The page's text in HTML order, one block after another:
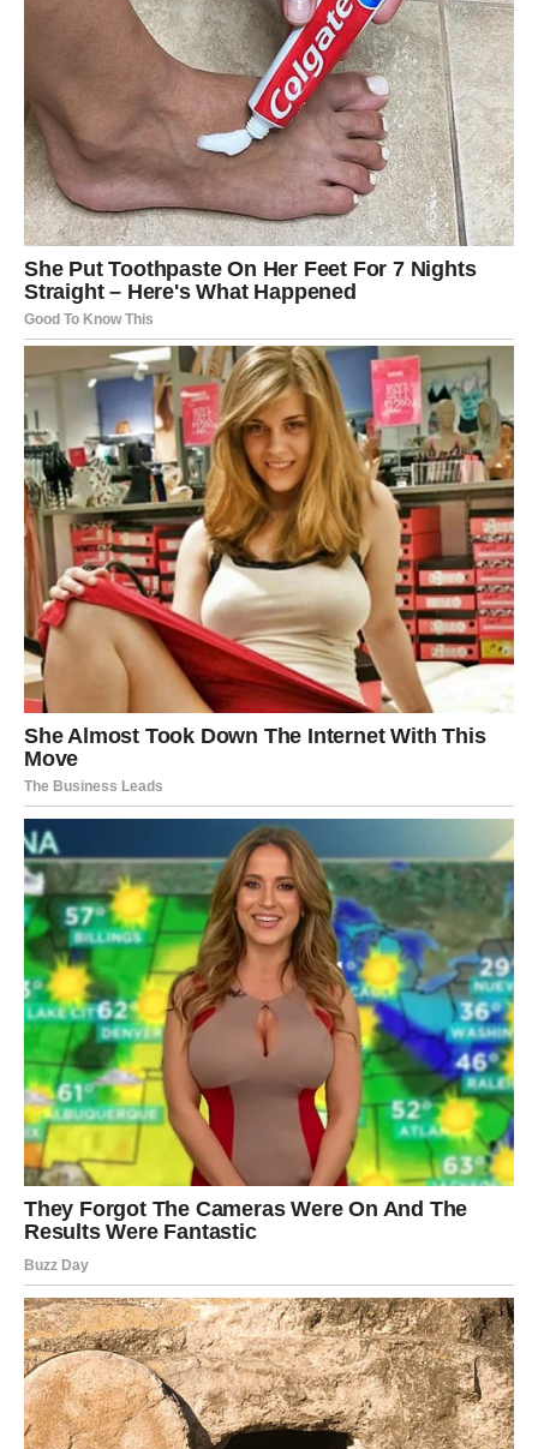
Vage ulaze u veoma sudbinski ljubavni period.
Jedna osoba sada potpuno mijenja vaš pogled na ljubav,
emocije i budućnost.
Srce vam vodi prema najvećoj
sreći
Pred vama su trenuci koje ćete dugo pamtiti.
ŠKORPIJA
Pred vama je veliki životni i finansijski preokret.
Ono što je dugo bilo blokirano sada konačno dolazi na
svoje mjesto.
Sudbina vam vraća moć i
sigurnost
Pred vama su veoma snažni i uspješni trenuci.
STRIJELAC
Nova energija donosi vam mnogo novih mogućnosti i
pozitivnih događaja.
Jedna prilika sada vam može potpuno promijeniti životni
pravac.
Sreća vam dolazi onda kada je
najmanje očekujete
Pred vama su veoma uzbudljivi trenuci.
JARAC
Jarčevi konačno ulaze u mnogo stabilniji i sigurniji period
života.
Poslije mnogo rada i odricanja dolazi osjećaj zadovoljstva
i velikog olakšanja.